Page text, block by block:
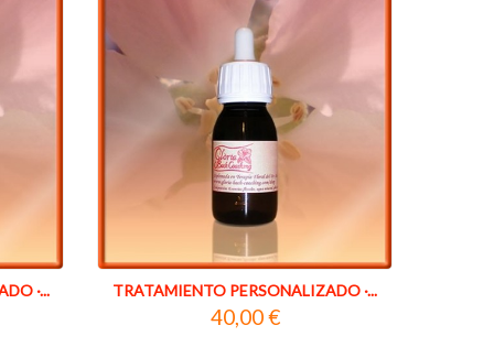
·... TRATAMIENTO PERSONALIZADO ·...
40,00 €